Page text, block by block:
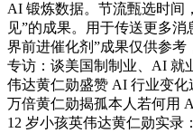
AI 锻炼数据。节流甄选时间
见”的成果。用于传送更多
界前进催化剂”成果仅供参
专访：谈美国制制业、AI 就
伟达黄仁勋盛赞 AI 行业变化
万倍黄仁勋揭孤本人若何用
12 岁小孩英伟达黄仁勋实录